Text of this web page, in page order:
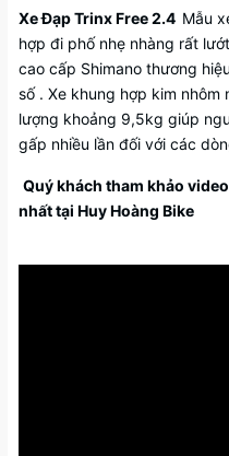
Xe Đạp Trinx Free 2.4 Mẫu
hợp đi phố nhẹ nhàng rất
cao cấp Shimano thương
số . Xe khung hợp kim nhôm
lượng khoảng 9,5kg giúp
gấp nhiều lần đối với các
Quý khách tham khảo
nhất tại Huy Hoàng Bike